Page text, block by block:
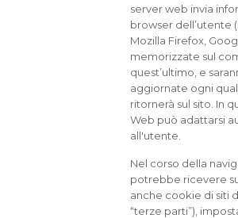
server web invia
browser dell’utente
Mozilla Firefox,
memorizzate sul
quest’ultimo, e
aggiornate ogni
ritornerà sul sito. In
Web può adattarsi
all'utente.
Nel corso della
potrebbe ricevere
anche cookie di siti
“terze parti”),